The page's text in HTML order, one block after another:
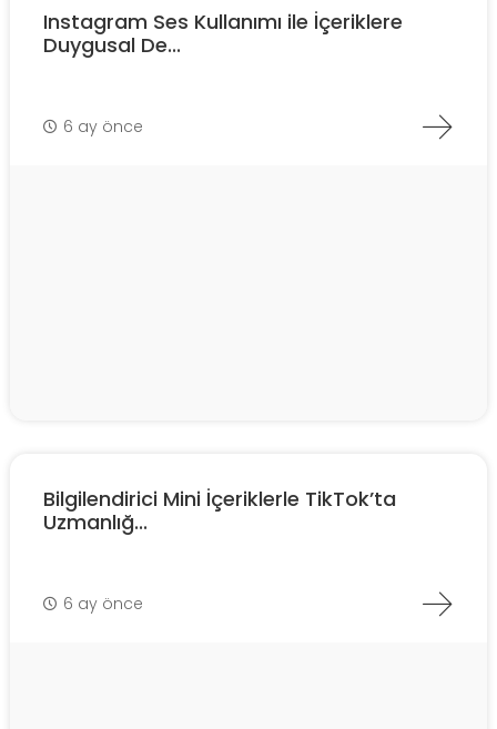
Instagram Ses Kullanımı ile İçeriklere
Duygusal De...
6 ay önce
Bilgilendirici Mini İçeriklerle TikTok’ta
Uzmanlığ...
6 ay önce